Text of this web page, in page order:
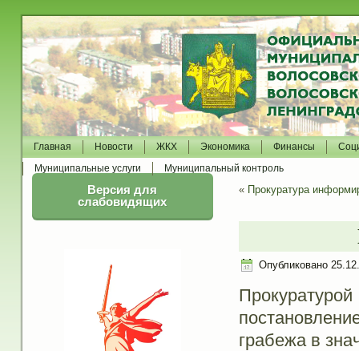
Главная Новости ЖКХ Экономика Финансы
Муниципальные услуги
Муниципальный контроль
Версия для
слабовидящих
« Прокуратура
Опубликовано
грабежа в